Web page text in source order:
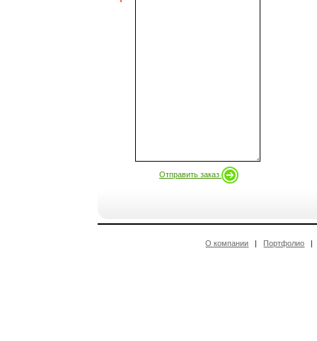
Отправить заказ
О компании | Портфолио